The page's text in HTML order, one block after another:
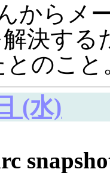
からメ
解決する
とのこと
(水)